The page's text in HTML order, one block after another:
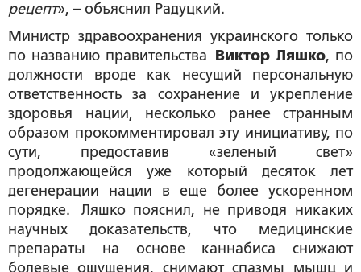
рецепт», – объяснил Радуцкий.
Министр здравоохранения украинского только
по названию правительства
Виктор Ляшко, по
должности вроде как несущий персональную
ответственность за сохранение и укрепление
здоровья нации, несколько ранее странным
образом прокомментировал эту инициативу, по
сути, предоставив «зеленый свет»
продолжающейся уже который десяток лет
дегенерации нации в еще более ускоренном
порядке. Ляшко пояснил, не приводя никаких
научных доказательств, что медицинские
препараты на основе каннабиса снижают
болевые ощущения, снимают спазмы мышц и